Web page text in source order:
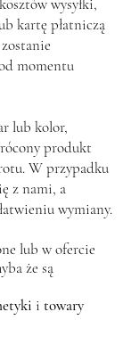
kartę płatniczą
momentu
lub kolor,
produkt
W przypadku
z nami, a
wymiany.
lub w ofercie
że są
i towary